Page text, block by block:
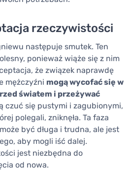
rzeczywistości
następuje smutek. Ten
ponieważ wiąże się z nim
że związek naprawdę
mężczyźni mogą wycofać się w
światem i przeżywać
czuć się pustymi i zagubionymi,
polegali, zniknęła. Ta faza
być długa i trudna, ale jest
aby mogli iść dalej.
jest niezbędna do
od nowa.